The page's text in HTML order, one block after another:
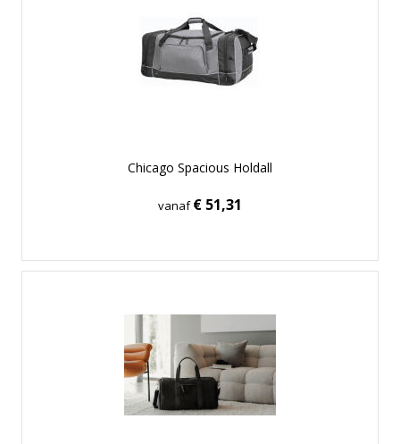
Chicago Spacious Holdall
vanaf€ 51,31